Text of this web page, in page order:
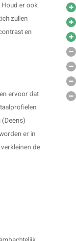
er ook
zullen
en
ervoor dat
er in
de